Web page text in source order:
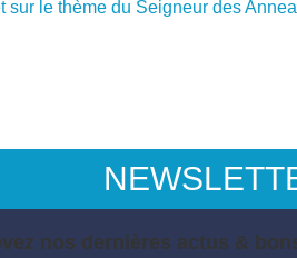
sur le thème du Seigneur des
nos dernières actus &